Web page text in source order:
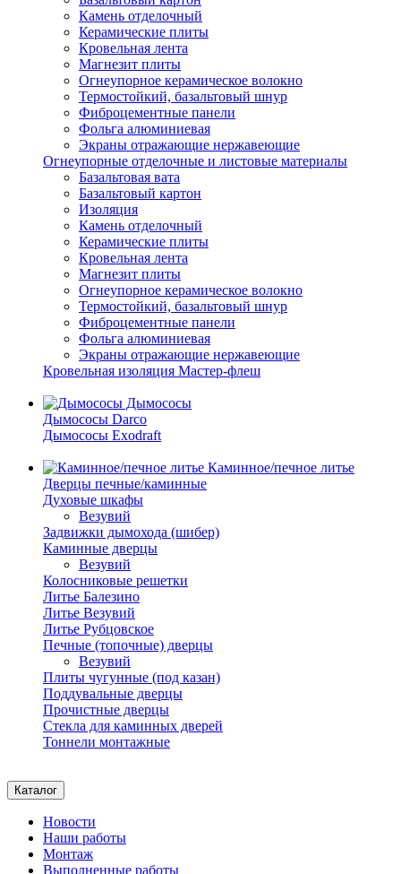
Камень отделочный
Керамические плиты
Кровельная лента
Магнезит плиты
Огнеупорное керамическое волокно
Термостойкий, базальтовый шнур
Фиброцементные панели
Фольга алюминиевая
Экраны отражающие нержавеющие
Огнеупорные отделочные и листовые материалы
Базальтовая вата
Базальтовый картон
Изоляция
Камень отделочный
Керамические плиты
Кровельная лента
Магнезит плиты
Огнеупорное керамическое волокно
Термостойкий, базальтовый шнур
Фиброцементные панели
Фольга алюминиевая
Экраны отражающие нержавеющие
Кровельная изоляция Мастер-флеш
Дымососы
Дымососы Darco
Дымососы Exodraft
Каминное/печное литье
Дверцы печные/каминные
Духовые шкафы
Везувий
Задвижки дымохода (шибер)
Каминные дверцы
Везувий
Колосниковые решетки
Литье Балезино
Литье Везувий
Литье Рубцовское
Печные (топочные) дверцы
Везувий
Плиты чугунные (под казан)
Поддувальные дверцы
Прочистные дверцы
Стекла для каминных дверей
Тоннели монтажные
Каталог
Новости
Наши работы
Монтаж
Выполненные работы